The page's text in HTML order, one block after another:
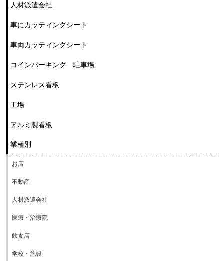
人材派遣会社
車にカッティングシート
車両カッティングシート
コインパーキング 駐車場
ステンレス看板
工場
アルミ製看板
業種別
お店
不動産
人材派遣会社
医療・治療院
飲食店
学校・施設